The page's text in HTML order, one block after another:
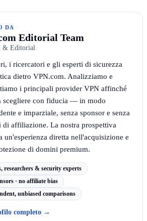
DA
Editorial Team
& Editorial
i ricercatori e gli esperti di sicurezza
dietro VPN.com. Analizziamo e
i principali provider VPN affinché
scegliere con fiducia — in modo
e imparziale, senza sponsor e senza
di affiliazione. La nostra prospettiva
un'esperienza diretta nell'acquisizione e
di domini premium.
researchers & security experts
· no affiliate bias
unbiased comparisons
completo →